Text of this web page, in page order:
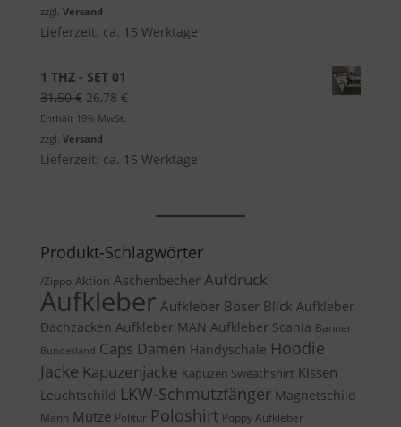
war:
9,50 €8,08 €.
zzgl. Versand
Lieferzeit: ca. 15 Werktage
1 THZ - SET 01
31,50€ Ursprünglicher
Preis
war:
31,50 €
26,78 €Aktueller
26,78 €.
Enthält 19% MwSt.
zzgl. Versand
Lieferzeit: ca. 15 Werktage
Produkt-Schlagwörter
/Zippo Aktion Aschenbecher Aufdruck
Aufkleber Aufkleber Böser Blick Aufkleber
Dachzacken Aufkleber MAN Aufkleber Scania Banner
Bundesland Caps Damen Handyschale Hoodie
Jacke Kapuzenjacke Kapuzen Sweathshirt Kissen
Leuchtschild LKW-Schmutzfänger Magnetschild
Mann Mütze Politur Poloshirt Poppy Aufkleber